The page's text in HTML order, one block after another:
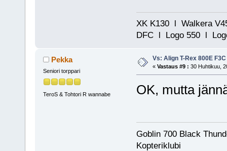
XK K130 l Walkera
DFC l Logo 550 l
Pekka
Seniori torppari
TeroS & Tohtori R wannabe
Vs: Align T-Rex 800E F3C
« Vastaus #9 : 30 Huhtikuu,
OK, mutta
Goblin 700 Black
Kopteriklubi